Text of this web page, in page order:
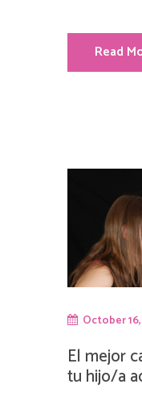
Read
October
El mejor
tu hijo/a